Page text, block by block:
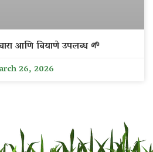
चारा आणि बियाणे उपलब्ध 🌱
26, 2026